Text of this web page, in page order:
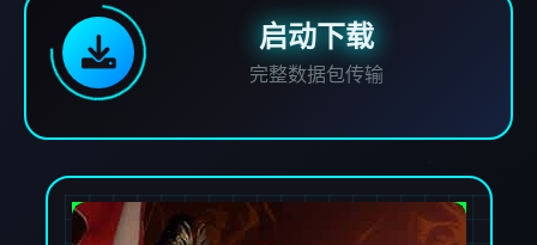
启动下载
完整数据包传输